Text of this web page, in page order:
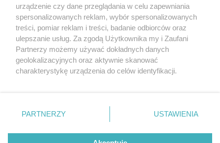
DOBRA FORMA
6 ukrytych źródeł codziennego stresu. Każdego dnia
odbierają nam energię
KONTAKT REKLAMA
urządzenie czy dane przeglądania w celu zapewniania
spersonalizowanych reklam, wybór spersonalizowanych
treści, pomiar reklam i treści, badanie odbiorców oraz
ulepszanie usług. Za zgodą Użytkownika my i Zaufani
Partnerzy możemy używać dokładnych danych
geolokalizacyjnych oraz aktywnie skanować
charakterystykę urządzenia do celów identyfikacji.
zmienić/wycofać klikając przycisk ustawień prywatności
znajdujący się w lewym dolnym rogu strony
rodzaje przetwarzania danych nie wymagają zgody
PARTNERZY USTAWIENIA